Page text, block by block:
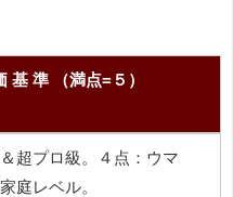
基 準 （満点=５）
基 準 （満点=５）
超プロ級。４点：ウマ
庭レベル。